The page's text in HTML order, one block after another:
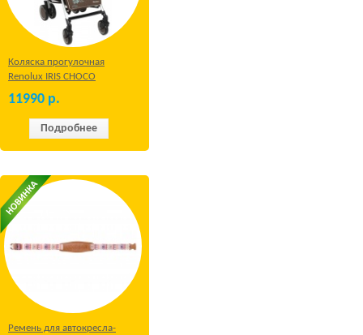
Коляска прогулочная
Renolux IRIS CHOCO
11990 р.
Подробнее
Ремень для автокресла-